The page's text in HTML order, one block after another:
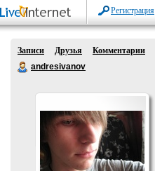
Регистрация
Записи Друзья
Комментарии
andresivanov